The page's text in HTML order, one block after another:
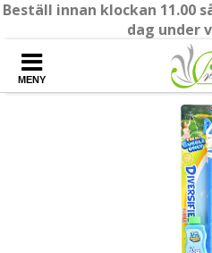
Beställ innan klockan 11.00
dag under
MENY